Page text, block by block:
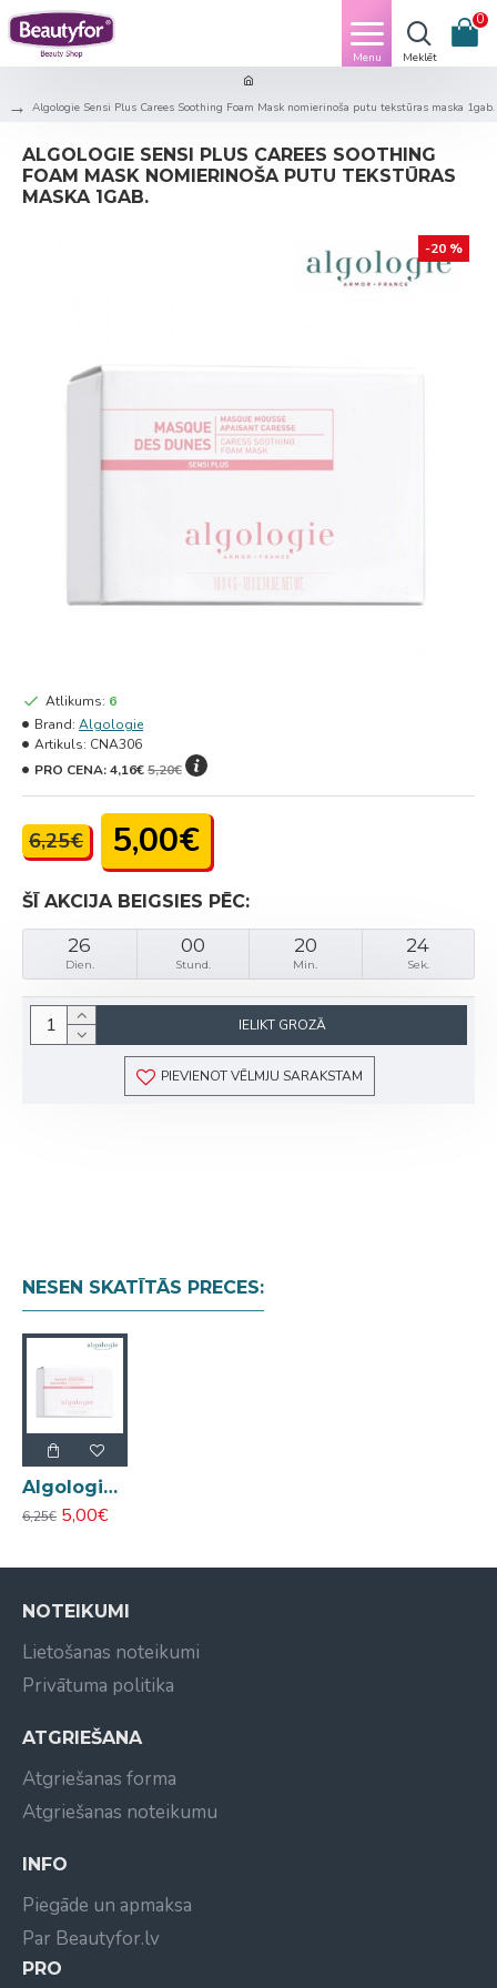
0
Algologie Sensi Plus Carees Soothing Foam Mask nomierinoša putu tekstūras maska 1gab.
ALGOLOGIE SENSI PLUS CAREES SOOTHING
FOAM MASK NOMIERINOŠA PUTU TEKSTŪRAS
MASKA 1GAB.
-20 %
ŠĪ AKCIJA BEIGSIES PĒC:
26
Dien.
00
Stund.
20
Min.
24
Sek.
6,25€ 5,00€
Atlikums: 6
Brand: Algologie
Artikuls: CNA306
PRO CENA:4,16€5,20€
IELIKT GROZĀ
PIEVIENOT VĒLMJU SARAKSTAM
NESEN SKATĪTĀS PRECES:
Algologie Sensi Plus Carees Soothing Foam Mask nomierinoša putu tekstūras maska 1gab.
6,25€ 5,00€
NOTEIKUMI
Lietošanas noteikumi
Privātuma politika
ATGRIEŠANA
Atgriešanas forma
Atgriešanas noteikumu
INFO
Piegāde un apmaksa
Par Beautyfor.lv
PRO